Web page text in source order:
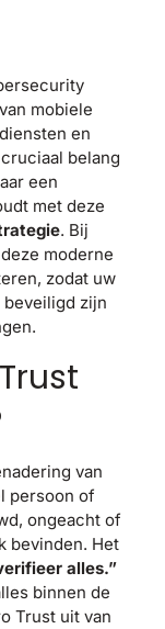
mobiele
en
belang
een
met deze
. Bij
moderne
zodat uw
zijn
van
persoon of
ongeacht of
bevinden. Het
alles.”
binnen de
Trust uit van